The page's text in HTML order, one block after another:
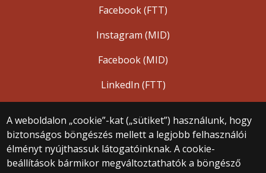
A weboldalon „cookie”-kat („sütiket”) használunk, hogy
biztonságos böngészés mellett a legjobb felhasználói
élményt nyújthassuk látogatóinknak. A cookie-
beállítások bármikor megváltoztathatók a böngésző
Facebook (FTT)
Instagram (MID)
Facebook (MID)
LinkedIn (FTT)
© 2025 Eötvös Loránd Tudományegyetem
Minden jog fenntartva.
1053 Budapest, Egyetem tér 1–3.